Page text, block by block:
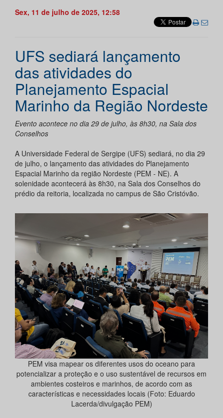
Sex, 11 de julho de 2025, 12:58
UFS sediará lançamento
das atividades do
Planejamento Espacial
Marinho da Região Nordeste
Evento acontece no dia 29 de julho, às 8h30, na Sala dos
Conselhos
A Universidade Federal de Sergipe (UFS) sediará, no dia 29
de julho, o lançamento das atividades do Planejamento
Espacial Marinho da região Nordeste (PEM - NE). A
solenidade acontecerá às 8h30, na Sala dos Conselhos do
prédio da reitoria, localizada no campus de São Cristóvão.
PEM visa mapear os diferentes usos do oceano para
potencializar a proteção e o uso sustentável de recursos em
ambientes costeiros e marinhos, de acordo com as
características e necessidades locais (Foto: Eduardo
Lacerda/divulgação PEM)